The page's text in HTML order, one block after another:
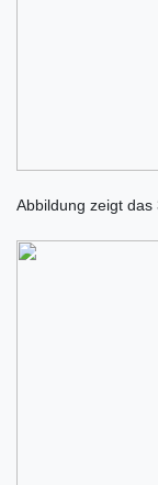
Abbildung zeigt das